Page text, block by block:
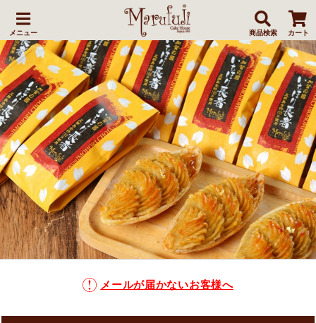
メニュー 商品検索 カート
メールが届かないお客様へ